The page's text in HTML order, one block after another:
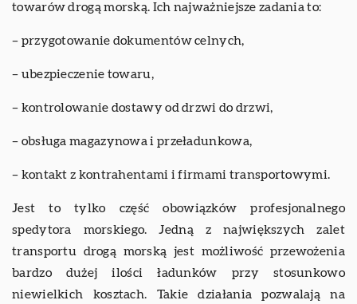
towarów drogą morską. Ich najważniejsze zadania to:
– przygotowanie dokumentów celnych,
– ubezpieczenie towaru,
– kontrolowanie dostawy od drzwi do drzwi,
– obsługa magazynowa i przeładunkowa,
– kontakt z kontrahentami i firmami transportowymi.
Jest to tylko część obowiązków profesjonalnego
spedytora morskiego. Jedną z największych zalet
transportu drogą morską jest możliwość przewożenia
bardzo dużej ilości ładunków przy stosunkowo
niewielkich kosztach. Takie działania pozwalają na